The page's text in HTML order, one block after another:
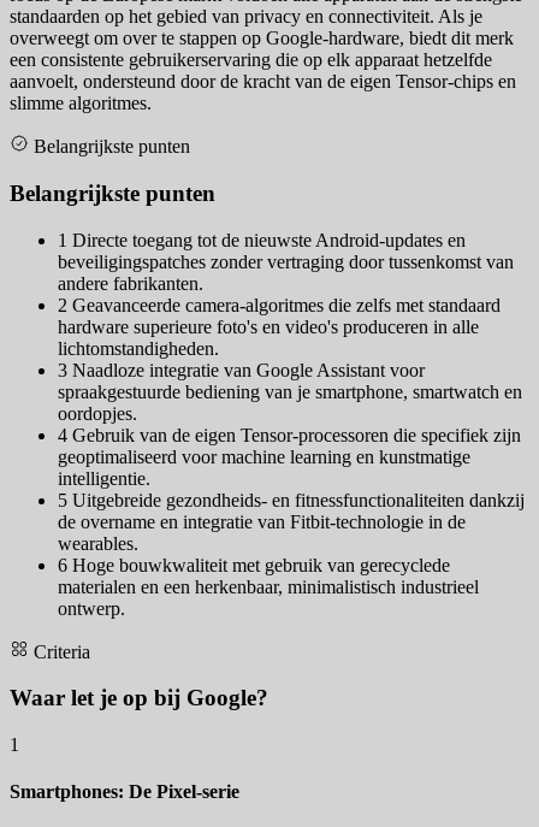
standaarden op het gebied van privacy en connectiviteit. Als je
overweegt om over te stappen op Google-hardware, biedt dit merk
een consistente gebruikerservaring die op elk apparaat hetzelfde
aanvoelt, ondersteund door de kracht van de eigen Tensor-chips en
slimme algoritmes.
Belangrijkste punten
Belangrijkste punten
1 Directe toegang tot de nieuwste Android-updates en
beveiligingspatches zonder vertraging door tussenkomst van
andere fabrikanten.
2 Geavanceerde camera-algoritmes die zelfs met standaard
hardware superieure foto's en video's produceren in alle
lichtomstandigheden.
3 Naadloze integratie van Google Assistant voor
spraakgestuurde bediening van je smartphone, smartwatch en
oordopjes.
4 Gebruik van de eigen Tensor-processoren die specifiek zijn
geoptimaliseerd voor machine learning en kunstmatige
intelligentie.
5 Uitgebreide gezondheids- en fitnessfunctionaliteiten dankzij
de overname en integratie van Fitbit-technologie in de
wearables.
6 Hoge bouwkwaliteit met gebruik van gerecyclede
materialen en een herkenbaar, minimalistisch industrieel
ontwerp.
Criteria
Waar let je op bij Google?
1
Smartphones: De Pixel-serie